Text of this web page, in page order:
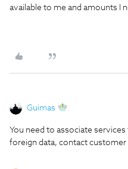
available to me and amounts I
Guimas
You need to associate
foreign data, contact customer